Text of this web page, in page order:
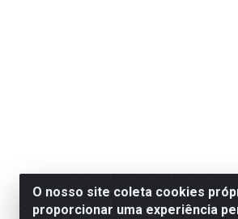
O nosso site coleta cookies
proporcionar uma experiência